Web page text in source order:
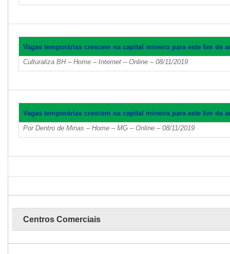
Vagas temporárias crescem na capital mineira para este fim de
Culturaliza BH – Home – Internet – Online – 08/11/2019
Vagas temporárias crescem na capital mineira para este fim de
Por Dentro de Minas – Home – MG – Online – 08/11/2019
Centros Comerciais